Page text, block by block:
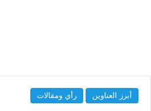
أبرز العناوين رأي ومقالات